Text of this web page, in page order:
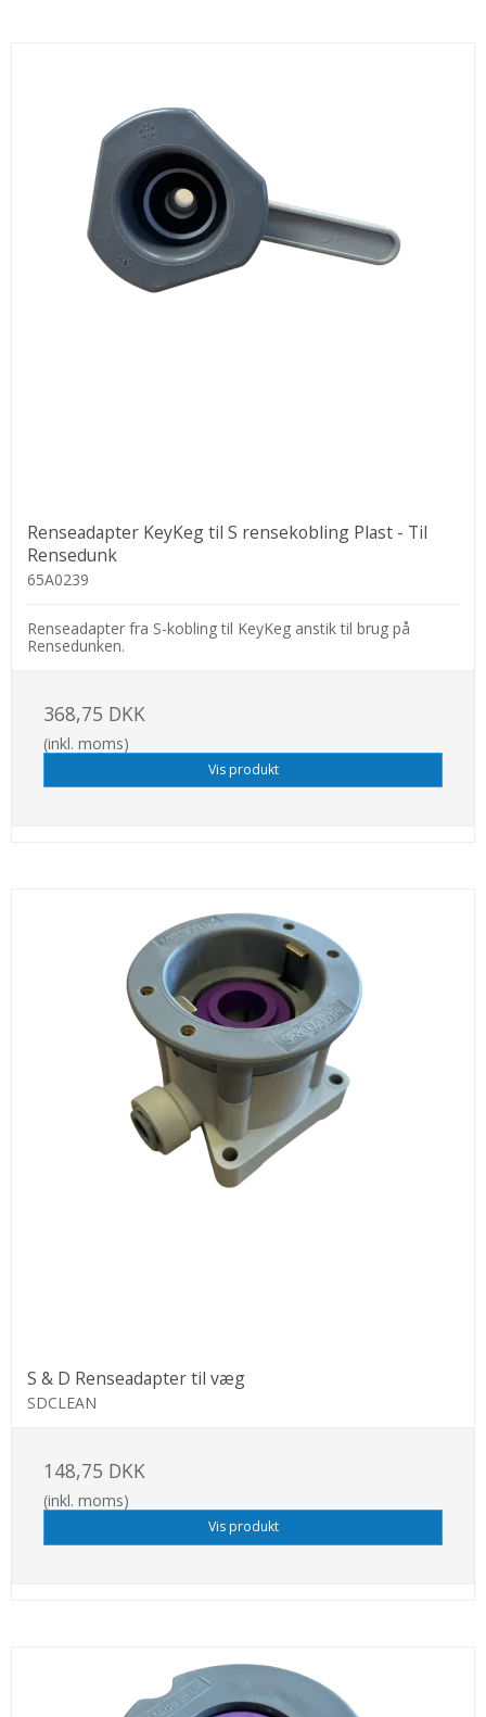
Renseadapter KeyKeg til S rensekobling Plast - Til
Rensedunk
65A0239
Renseadapter fra S-kobling til KeyKeg anstik til brug på
Rensedunken.
368,75 DKK
(inkl. moms)
Vis produkt
S & D Renseadapter til væg
SDCLEAN
148,75 DKK
(inkl. moms)
Vis produkt